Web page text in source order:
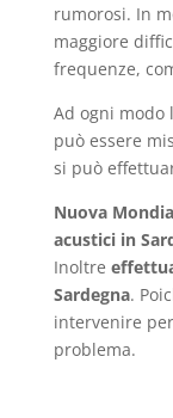
rumorosi. In
maggiore
frequenze,
Ad ogni modo
può essere
si può
Nuova
acustici in
Inoltre
Sardegna.
intervenire
problema.